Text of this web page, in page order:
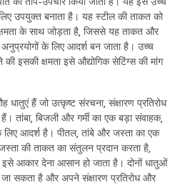
उपयुक्त बनाता है। यह स्टील की ताकत को
के साथ जोड़ता है, जिससे यह ताकत और
के लिए आदर्श बन जाता है। उच्च
इसकी क्षमता इसे औद्योगिक सेटिंग्स की मांग
धातुएं हैं जो उत्कृष्ट संरचना, संक्षारण प्रतिरोध
तांबा, बिजली और गर्मी का एक बड़ा संवाहक,
लिए आदर्श है। पीतल, तांबे और जस्ता का एक
की ताकत का संतुलन प्रदान करता है,
आकार देना आसान हो जाता है। दोनों धातुओं
सकता है और अपने संक्षारण प्रतिरोध और